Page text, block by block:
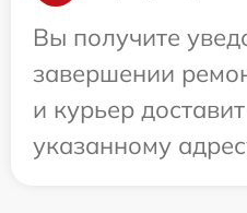
Вы получите
завершении
и курьер
указанному